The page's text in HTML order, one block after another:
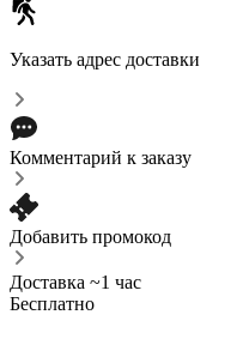
Указать адрес доставки
Комментарий к заказу
Добавить промокод
Доставка ~1 час
Бесплатно